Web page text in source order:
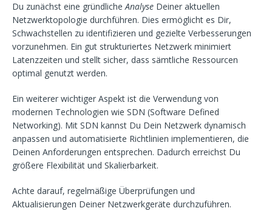
Du zunächst eine gründlicheAnalyse Deiner aktuellen
Netzwerktopologie durchführen. Dies ermöglicht es Dir,
Schwachstellen zu identifizieren und gezielte Verbesserungen
vorzunehmen. Ein gut strukturiertes Netzwerk minimiert
Latenzzeiten und stellt sicher, dass sämtliche Ressourcen
optimal genutzt werden.
Ein weiterer wichtiger Aspekt ist die Verwendung von
modernen Technologien wie SDN (Software Defined
Networking). Mit SDN kannst Du Dein Netzwerk dynamisch
anpassen und automatisierte Richtlinien implementieren, die
Deinen Anforderungen entsprechen. Dadurch erreichst Du
größere Flexibilität und Skalierbarkeit.
Achte darauf, regelmäßige Überprüfungen und
Aktualisierungen Deiner Netzwerkgeräte durchzuführen.